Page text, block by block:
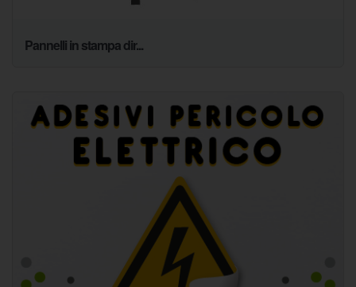
Pannelli in stampa dir...